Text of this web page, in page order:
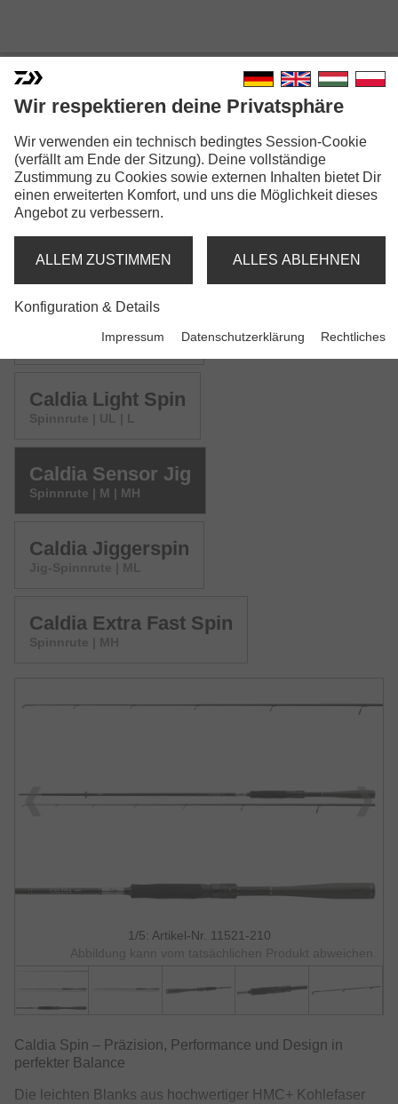
CALDIA SPINNING
Modellausführungen: 5
Spinnrute | ML | M | MH | H
Caldia Light Spin
Spinnrute | UL | L
Caldia Sensor Jig
Spinnrute | M | MH
Caldia Jiggerspin
Jig-Spinnrute | ML
Caldia Extra Fast Spin
Spinnrute | MH
1/5: Artikel-Nr. 11521-210
Abbildung kann vom tatsächlichen Produkt abweichen.
Caldia Spin – Präzision, Performance und Design in
perfekter Balance
Die leichten Blanks aus hochwertiger HMC+ Kohlefaser
Wir respektieren deine Privatsphäre
Wir verwenden ein technisch bedingtes Session-Cookie
(verfällt am Ende der Sitzung). Deine vollständige
Zustimmung zu Cookies sowie externen Inhalten bietet Dir
einen erweiterten Komfort, und uns die Möglichkeit dieses
Angebot zu verbessern.
ALLEM ZUSTIMMEN ALLES ABLEHNEN
Konfiguration & Details
Impressum Datenschutzerklärung Rechtliches